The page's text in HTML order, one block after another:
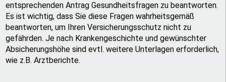
entsprechenden Antrag Gesundheitsfragen zu beantworten.
Es ist wichtig, dass Sie diese Fragen wahrheitsgemäß
beantworten, um Ihren Versicherungsschutz nicht zu
gefährden. Je nach Krankengeschichte und gewünschter
Absicherungshöhe sind evtl. weitere Unterlagen erforderlich,
wie z.B. Arztberichte.